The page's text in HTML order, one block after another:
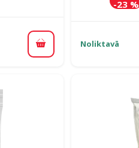
Pievienot grozam
-23 %
Noliktavā